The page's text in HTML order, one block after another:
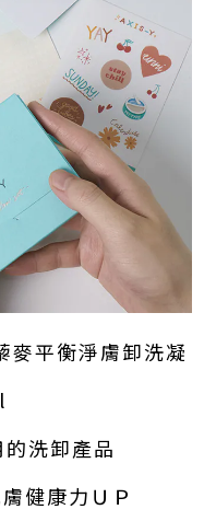
麥平衡淨膚卸洗凝
洗卸產品
健康力ＵＰ